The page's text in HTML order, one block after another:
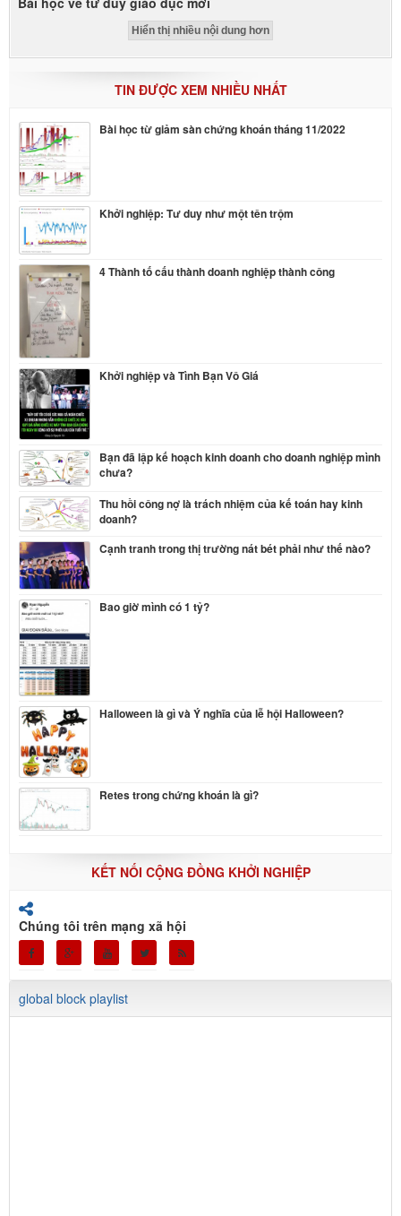
Hiển thị nhiều nội dung hơn
TIN ĐƯỢC XEM NHIỀU NHẤT
Bài học từ giảm sàn chứng khoán tháng 11/2022
Khởi nghiệp: Tư duy như một tên trộm
4 Thành tố cấu thành doanh nghiệp thành công
Khởi nghiệp và Tình Bạn Vô Giá
Bạn đã lập kế hoạch kinh doanh cho doanh nghiệp mình
chưa?
Thu hồi công nợ là trách nhiệm của kế toán hay kinh
doanh?
Cạnh tranh trong thị trường nát bét phải như thế nào?
Bao giờ mình có 1 tỷ?
Halloween là gì và Ý nghĩa của lễ hội Halloween?
Retes trong chứng khoán là gì?
KẾT NỐI CỘNG ĐỒNG KHỞI NGHIỆP
Chúng tôi trên mạng xã hội
global block playlist